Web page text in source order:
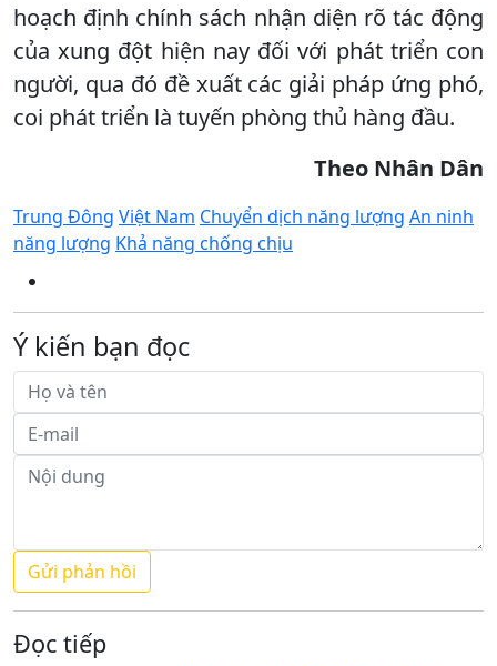
hoạch định chính sách nhận diện rõ tác động
của xung đột hiện nay đối với phát triển con
người, qua đó đề xuất các giải pháp ứng phó,
coi phát triển là tuyến phòng thủ hàng đầu.
Theo Nhân Dân
Trung Đông Việt Nam Chuyển dịch năng lượng An ninh
năng lượng Khả năng chống chịu
Ý kiến bạn đọc
Đọc tiếp